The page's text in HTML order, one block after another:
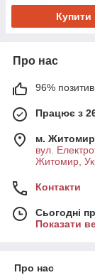
Купити
Про нас
96%
Працює з
м. Житомир
вул.
Житомир,
Контакти
Сьогодні
Показати
Про нас